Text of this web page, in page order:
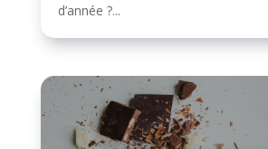
d’année ?...